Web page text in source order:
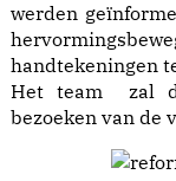
werden
handtekeningen
Het team zal
bezoeken van de